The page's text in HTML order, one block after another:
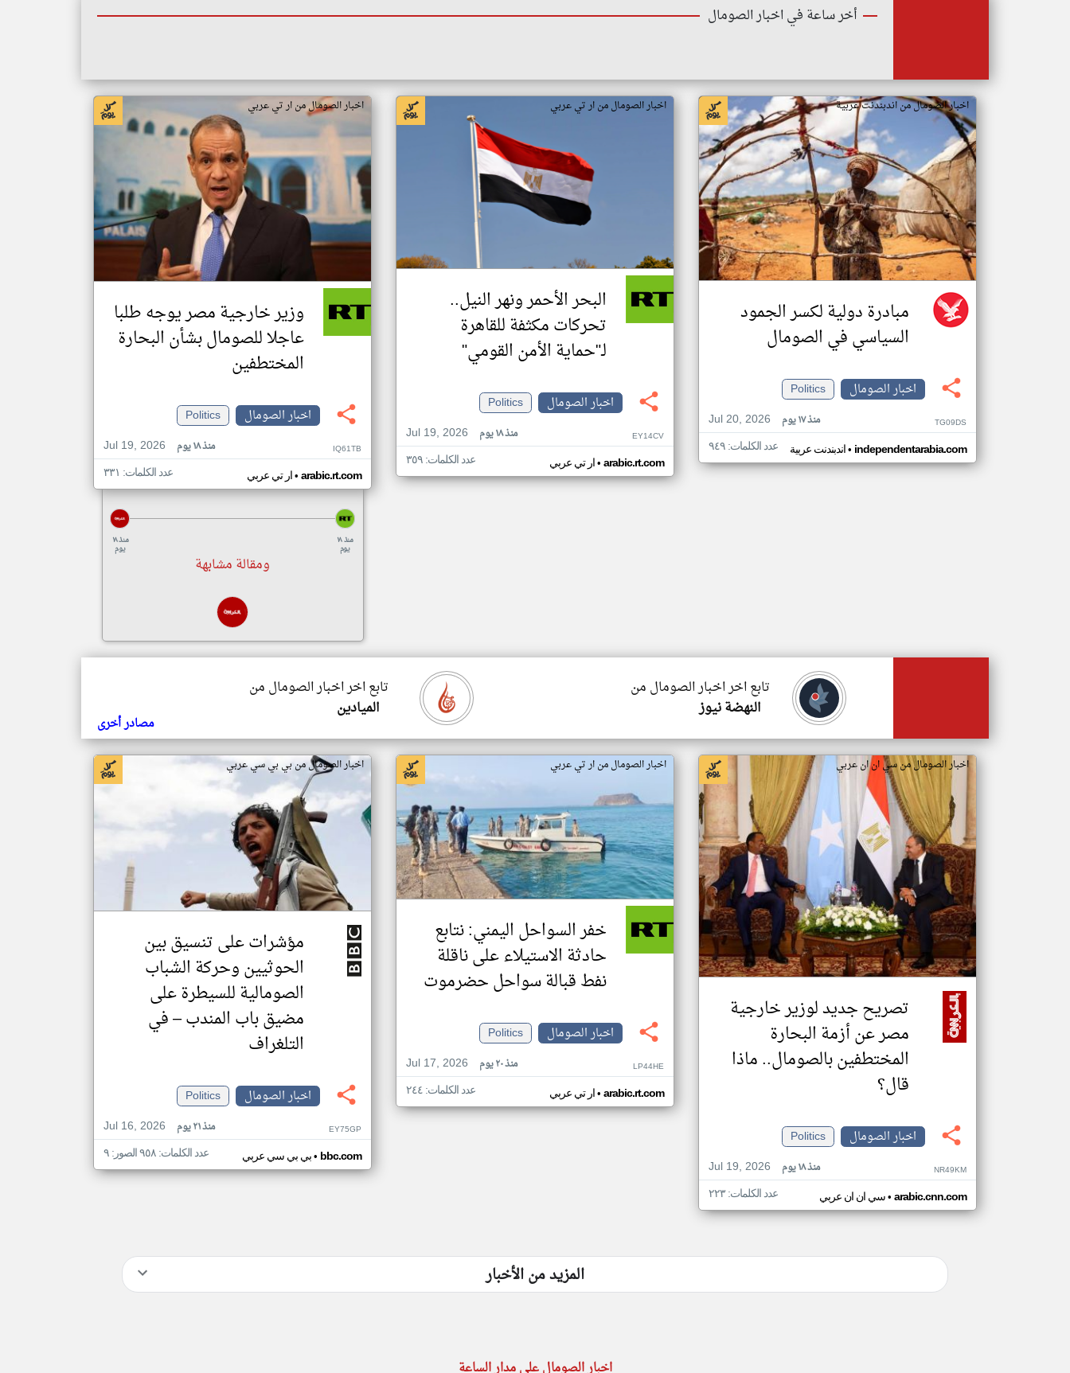
أخر ساعة في اخبار الصومال
اخبار الصومال من اندبندنت عربية
مبادرة دولية لكسر الجمود
السياسي في الصومال
اخبار الصومال
Politics
Jul 20, 2026
منذ ١٧ يوم TG09DS
اندبندنت عربية• independentarabia.com عدد الكلمات: ٩٤٩
اخبار الصومال من ار تي عربي
البحر الأحمر ونهر النيل..
تحركات مكثفة للقاهرة
لـ"حماية الأمن القومي"
اخبار الصومال
Politics
Jul 19, 2026
منذ ١٨ يوم EY14CV
ار تي عربي• arabic.rt.com عدد الكلمات: ٣٥٩
اخبار الصومال من ار تي عربي
وزير خارجية مصر يوجه طلبا
عاجلا للصومال بشأن البحارة
المختطفين
اخبار الصومال
Politics
Jul 19, 2026
منذ ١٨ يوم IQ61TB
ار تي عربي• arabic.rt.com عدد الكلمات: ٣٣١
منذ ١٨
يوم
منذ ١٨
يوم
ومقالة مشابهة
تابع اخر اخبار الصومال من
الميادين
تابع اخر اخبار الصومال من
النهضة نيوز
مصادر أخرى
اخبار الصومال من سي ان ان عربي
تصريح جديد لوزير خارجية
مصر عن أزمة البحارة
المختطفين بالصومال.. ماذا
قال؟
اخبار الصومال
Politics
Jul 19, 2026
منذ ١٨ يوم NR49KM
سي ان ان عربي• arabic.cnn.com عدد الكلمات: ٢٢٣
اخبار الصومال من ار تي عربي
خفر السواحل اليمني: نتابع
حادثة الاستيلاء على ناقلة
نفط قبالة سواحل حضرموت
اخبار الصومال
Politics
Jul 17, 2026
منذ ٢٠ يوم LP44HE
ار تي عربي• arabic.rt.com عدد الكلمات: ٢٤٤
اخبار الصومال من بي بي سي عربي
مؤشرات على تنسيق بين
الحوثيين وحركة الشباب
الصومالية للسيطرة على
مضيق باب المندب – في
التلغراف
اخبار الصومال
Politics
Jul 16, 2026
منذ ٢١ يوم EY75GP
بي بي سي عربي• bbc.com عدد الكلمات: ٩٥٨ الصور: ٩
المزيد من الأخبار